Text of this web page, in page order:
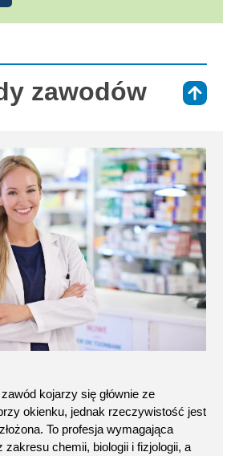
zawodów
kojarzy się głównie ze
okienku, jednak rzeczywistość jest
To profesja wymagająca
zakresu chemii, biologii i fizjologii, a